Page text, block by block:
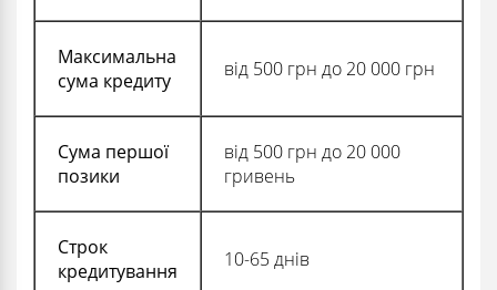
Максимальна
сума кредиту
від 500 грн до 20 000 грн
Сума першої
позики
від 500 грн до 20 000
гривень
Строк
кредитування
10-65 днів